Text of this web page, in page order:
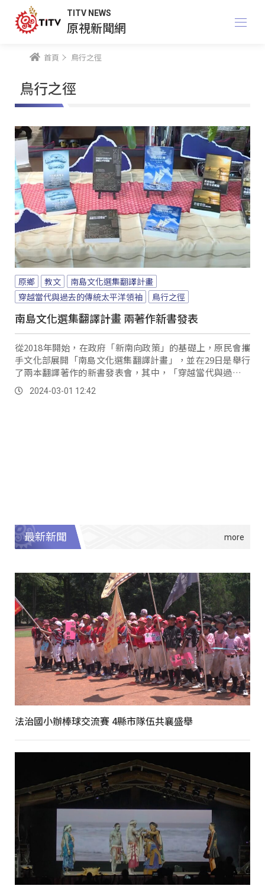
TITV NEWS
原視新聞網
首頁 鳥行之徑
鳥行之徑
原鄉 教文
南島文化選集翻譯計畫
穿越當代與過去的傳統太平洋領袖
鳥行之徑
南島文化選集翻譯計畫 兩著作新書發表
從2018年開始，在政府「新南向政策」的基礎上，原民會攜
手文化部展開「南島文化選集翻譯計畫」，並在29日是舉行
了兩本翻譯著作的新書發表會，其中，「穿越當代與過去的
傳統太平洋領袖」一書，透過學者的研究，傳達在13個太平
洋社會中，「傳統領袖」是穿越古今不可或缺的重要存在。
2024-03-01 12:42
最新新聞
法治國小辦棒球交流賽 4縣市隊伍共襄盛舉